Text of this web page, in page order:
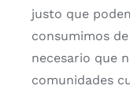
justo que
consumimos
necesario que
comunidades